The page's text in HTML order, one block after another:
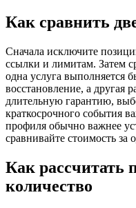
Как сравнить
Сначала исключите
ссылки и лимитам. Затем
одна услуга выполняется
восстановление, а другая
длительную гарантию,
краткосрочного события
профиля обычно важнее
сравнивайте стоимость за
Как рассчитать
количество